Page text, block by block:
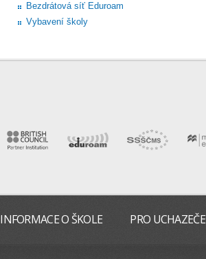
Bezdrátová síť Eduroam
Vybavení školy
INFORMACE O ŠKOLE PRO UCHAZEČE